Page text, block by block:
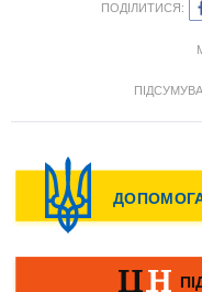
ПОДІЛИТИСЯ: